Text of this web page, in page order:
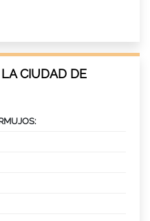
CIUDAD DE